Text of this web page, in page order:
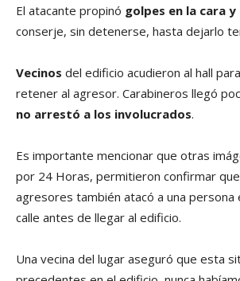
El atacante propinó golpes en la cara y
conserje, sin detenerse, hasta dejarlo
Vecinos del edificio acudieron al hall
retener al agresor. Carabineros llegó
no arrestó a los involucrados.
Es importante mencionar que otras
por 24 Horas, permitieron confirmar
agresores también atacó a una persona
calle antes de llegar al edificio.
Una vecina del lugar aseguró que esta